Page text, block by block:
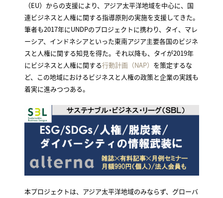
（EU）からの支援により、アジア太平洋地域を中心に、国
連ビジネスと人権に関する指導原則の実施を支援してきた。
筆者も2017年にUNDPのプロジェクトに携わり、タイ、マレ
ーシア、インドネシアといった東南アジア主要各国のビジネ
スと人権に関する知見を得た。それ以降も、タイが2019年
にビジネスと人権に関する行動計画（NAP） を策定するな
ど、この地域におけるビジネスと人権の政策と企業の実践も
着実に進みつつある。
本プロジェクトは、アジア太平洋地域のみならず、グローバ